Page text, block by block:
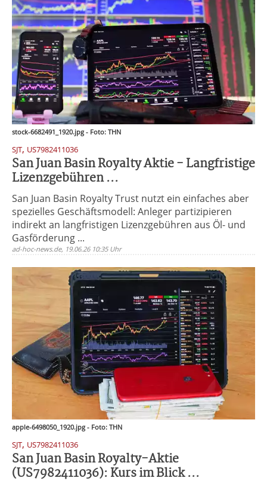
stock-6682491_1920.jpg - Foto: THN
SJT, US7982411036
San Juan Basin Royalty Aktie - Langfristige
Lizenzgebühren ...
San Juan Basin Royalty Trust nutzt ein einfaches aber
spezielles Geschäftsmodell: Anleger partizipieren
indirekt an langfristigen Lizenzgebühren aus Öl- und
Gasförderung ...
ad-hoc-news.de, 19.06.26 10:35 Uhr
apple-6498050_1920.jpg - Foto: THN
SJT, US7982411036
San Juan Basin Royalty-Aktie
(US7982411036): Kurs im Blick ...